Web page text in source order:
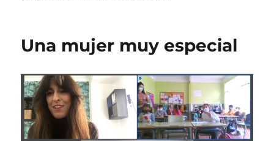
Una mujer muy especial